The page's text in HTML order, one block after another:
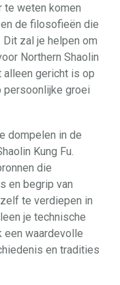
te weten komen
de filosofieën die
zal je helpen om
Northern Shaolin
alleen gericht is op
persoonlijke groei
dompelen in de
Kung Fu.
die
en begrip van
te verdiepen in
je technische
een waardevolle
en tradities